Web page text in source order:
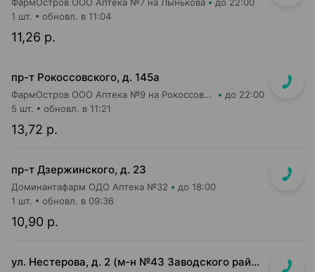
11,26 р.
1 шт. обновл. в 11:04
пр-т Рокоссовского, д. 145а
ФармОстров ООО Аптека №9 на Рокоссовского до 22:00
13,72 р.
5 шт. обновл. в 11:21
пр-т Дзержинского, д. 23
Доминантафарм ОДО Аптека №32 до 18:00
10,90 р.
1 шт. обновл. в 09:36
ул. Нестерова, д. 2 (м-н №43 Заводского райпищеторга)